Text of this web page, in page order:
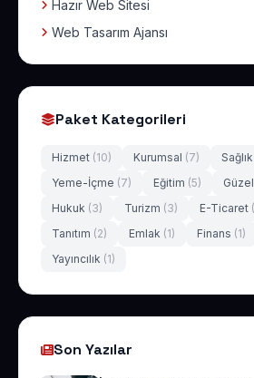
Hazır Web Sitesi
Web Tasarım Ajansı
Paket Kategorileri
Hizmet (10) Kurumsal (7) Sağlık
Yeme-İçme (7) Eğitim (5)
Hukuk (3) Turizm (3) E-Ticaret
Tanıtım (2) Emlak (1) Finans (1)
Yayıncılık (1)
Son Yazılar